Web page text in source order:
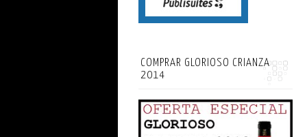
COMPRAR GLORIOSO CRIANZA
2014